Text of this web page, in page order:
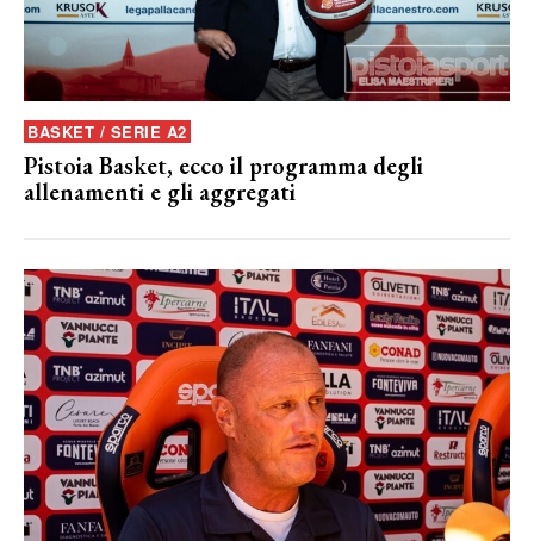
BASKET / SERIE A2
Pistoia Basket, ecco il programma degli
allenamenti e gli aggregati